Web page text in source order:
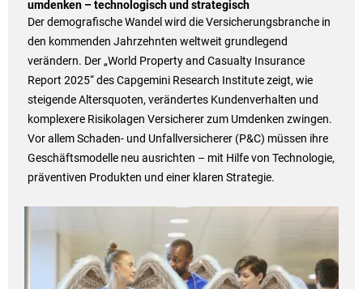
umdenken – technologisch und strategisch
Der demografische Wandel wird die Versicherungsbranche in
den kommenden Jahrzehnten weltweit grundlegend
verändern. Der „World Property and Casualty Insurance
Report 2025“ des Capgemini Research Institute zeigt, wie
steigende Altersquoten, verändertes Kundenverhalten und
komplexere Risikolagen Versicherer zum Umdenken zwingen.
Vor allem Schaden- und Unfallversicherer (P&C) müssen ihre
Geschäftsmodelle neu ausrichten – mit Hilfe von Technologie,
präventiven Produkten und einer klaren Strategie.